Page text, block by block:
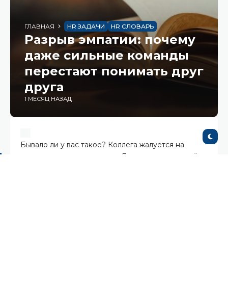
ГЛАВНАЯ HR ЗАДАЧИ HR СЛОВАРЬ
Разрыв эмпатии: почему
даже сильные команды
перестают понимать друг
друга
1 МЕСЯЦ НАЗАД
Бывало ли у вас такое? Коллега жалуется на
перегрузку, а вы думаете: «Да у меня задач ещё